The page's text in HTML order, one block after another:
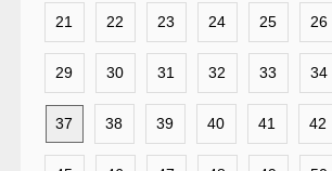
21 22 23 24 25 26
29 30 31 32 33 34
37 38 39 40 41 42